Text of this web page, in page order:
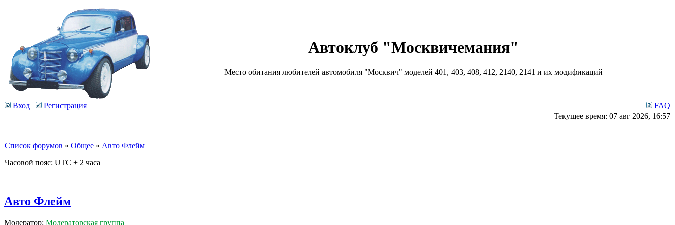
Автоклуб "Москвичемания"
Место обитания любителей автомобиля "Москвич" моделей 401, 403, 408, 412, 2140, 2141 и их модификаций
Вход Регистрация
FAQ
Текущее время: 07 авг 2026, 16:57
Список форумов » Общее » Авто Флейм
Часовой пояс: UTC + 2 часа
Авто Флейм
Модератор: Модераторская группа